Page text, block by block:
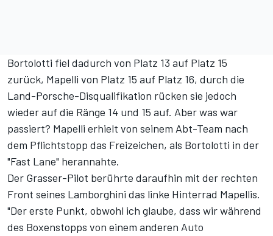
Bortolotti fiel dadurch von Platz 13 auf Platz 15
zurück, Mapelli von Platz 15 auf Platz 16, durch die
Land-Porsche-Disqualifikation rücken sie jedoch
wieder auf die Ränge 14 und 15 auf. Aber was war
passiert? Mapelli erhielt von seinem Abt-Team nach
dem Pflichtstopp das Freizeichen, als Bortolotti in der
"Fast Lane" herannahte.
Der Grasser-Pilot berührte daraufhin mit der rechten
Front seines Lamborghini das linke Hinterrad Mapellis.
"Der erste Punkt, obwohl ich glaube, dass wir während
des Boxenstopps von einem anderen Auto